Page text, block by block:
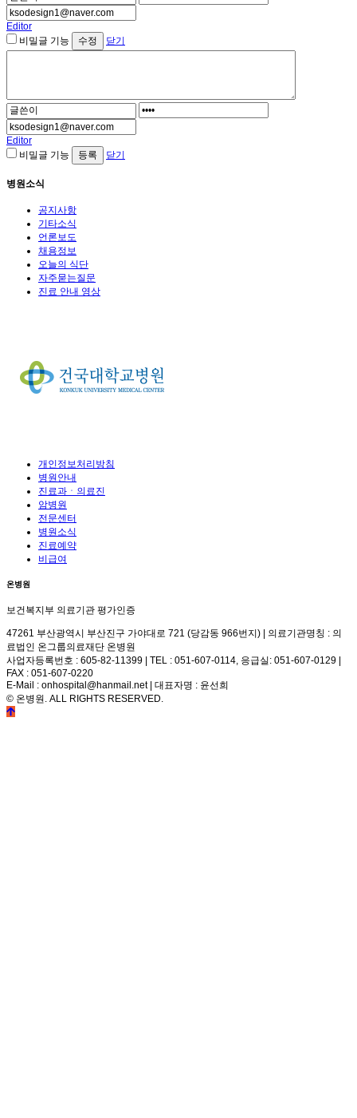
Editor
비밀글 기능
닫기
Editor
비밀글 기능
닫기
병원소식
공지사항
기타소식
언론보도
채용정보
오늘의 식단
자주묻는질문
진료 안내 영상
개인정보처리방침
병원안내
진료과ㆍ의료진
암병원
전문센터
병원소식
진료예약
비급여
온병원
보건복지부 의료기관 평가인증
47261 부산광역시 부산진구 가야대로 721 (당감동 966번지) | 의료기관명칭 : 의
료법인 온그룹의료재단 온병원
사업자등록번호 : 605-82-11399 | TEL : 051-607-0114, 응급실: 051-607-0129 |
FAX : 051-607-0220
E-Mail : onhospital@hanmail.net | 대표자명 : 윤선희
© 온병원. ALL RIGHTS RESERVED.
©